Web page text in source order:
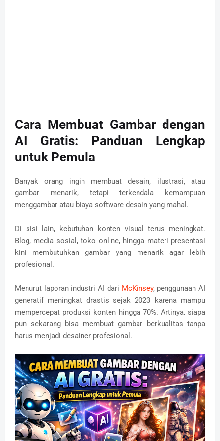
Cara Membuat Gambar dengan
AI Gratis: Panduan Lengkap
untuk Pemula
Banyak orang ingin membuat desain, ilustrasi, atau
gambar menarik, tetapi terkendala kemampuan
menggambar atau biaya software desain yang mahal.
Di sisi lain, kebutuhan konten visual terus meningkat.
Blog, media sosial, toko online, hingga materi presentasi
kini membutuhkan gambar yang menarik agar lebih
profesional.
Menurut laporan industri AI dari McKinsey, penggunaan AI
generatif meningkat drastis sejak 2023 karena mampu
mempercepat produksi konten hingga 70%. Artinya, siapa
pun sekarang bisa membuat gambar berkualitas tanpa
harus menjadi desainer profesional.